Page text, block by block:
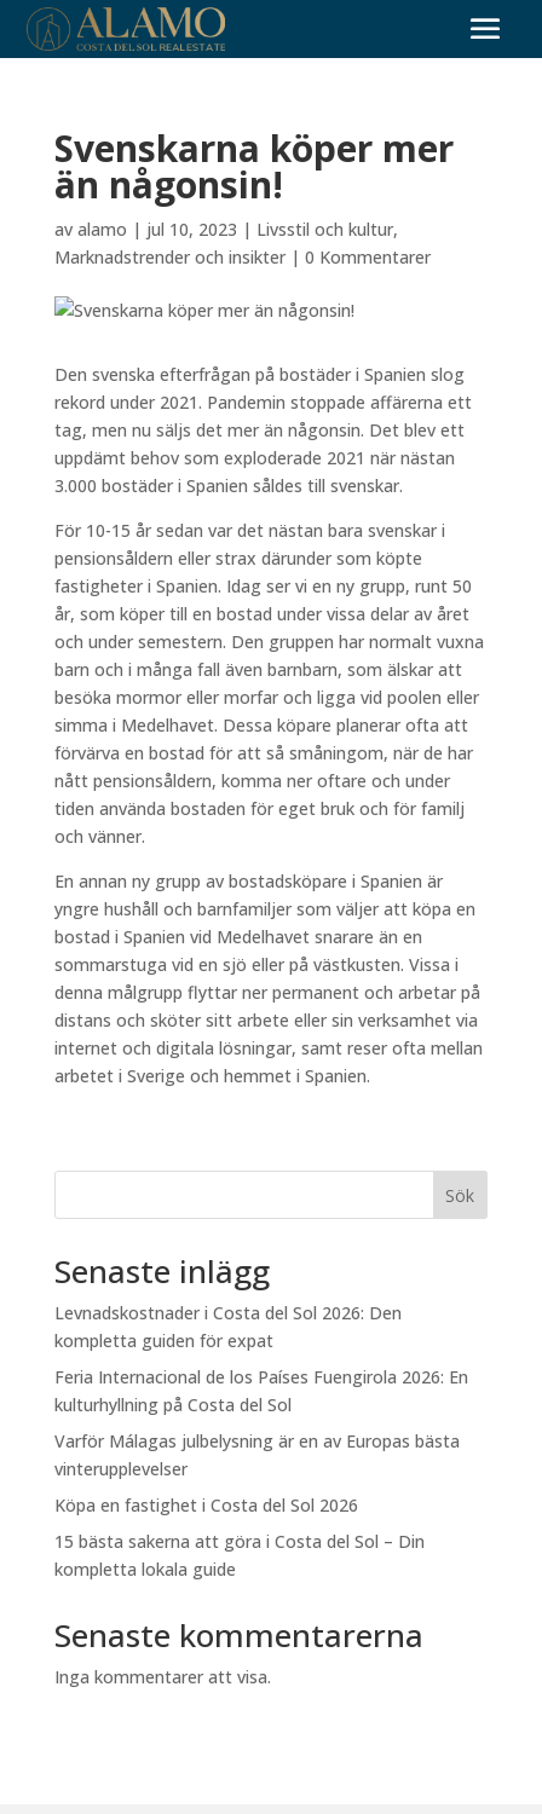
Svenskarna köper mer
än någonsin!
av alamo | jul 10, 2023 | Livsstil och kultur,
Marknadstrender och insikter| 0 Kommentarer
Den svenska efterfrågan på bostäder i Spanien slog
rekord under 2021. Pandemin stoppade affärerna ett
tag, men nu säljs det mer än någonsin. Det blev ett
uppdämt behov som exploderade 2021 när nästan
3.000 bostäder i Spanien såldes till svenskar.
För 10-15 år sedan var det nästan bara svenskar i
pensionsåldern eller strax därunder som köpte
fastigheter i Spanien. Idag ser vi en ny grupp, runt 50
år, som köper till en bostad under vissa delar av året
och under semestern. Den gruppen har normalt vuxna
barn och i många fall även barnbarn, som älskar att
besöka mormor eller morfar och ligga vid poolen eller
simma i Medelhavet. Dessa köpare planerar ofta att
förvärva en bostad för att så småningom, när de har
nått pensionsåldern, komma ner oftare och under
tiden använda bostaden för eget bruk och för familj
och vänner.
En annan ny grupp av bostadsköpare i Spanien är
yngre hushåll och barnfamiljer som väljer att köpa en
bostad i Spanien vid Medelhavet snarare än en
sommarstuga vid en sjö eller på västkusten. Vissa i
denna målgrupp flyttar ner permanent och arbetar på
distans och sköter sitt arbete eller sin verksamhet via
internet och digitala lösningar, samt reser ofta mellan
arbetet i Sverige och hemmet i Spanien.
Sök
Senaste inlägg
Levnadskostnader i Costa del Sol 2026: Den
kompletta guiden för expat
Feria Internacional de los Países Fuengirola 2026: En
kulturhyllning på Costa del Sol
Varför Málagas julbelysning är en av Europas bästa
vinterupplevelser
Köpa en fastighet i Costa del Sol 2026
15 bästa sakerna att göra i Costa del Sol – Din
kompletta lokala guide
Senaste kommentarerna
Inga kommentarer att visa.